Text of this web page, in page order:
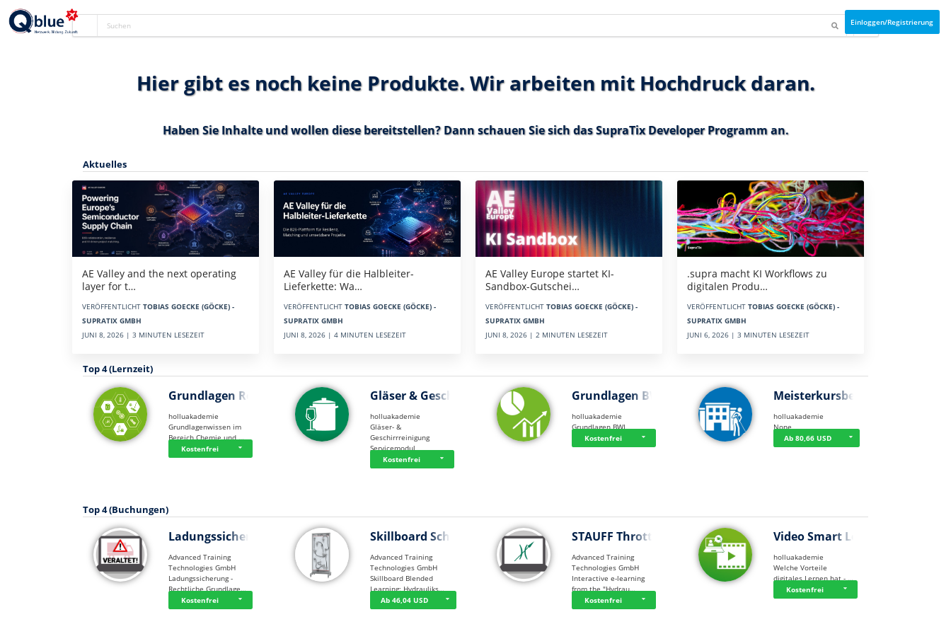
Einloggen/Registrierung
Hier gibt es noch keine Produkte. Wir arbeiten mit Hochdruck daran.
Haben Sie Inhalte und wollen diese bereitstellen? Dann schauen Sie sich dasSupraTix Developer Programman.
Aktuelles
AE Valley and the next operating
layer for t…
VERÖFFENTLICHT TOBIAS GOECKE (GÖCKE) -
SUPRATIX GMBH
JUNI 8, 2026 | 3 MINUTEN LESEZEIT
AE Valley für die Halbleiter-
Lieferkette: Wa…
VERÖFFENTLICHT TOBIAS GOECKE (GÖCKE) -
SUPRATIX GMBH
JUNI 8, 2026 | 4 MINUTEN LESEZEIT
AE Valley Europe startet KI-
Sandbox-Gutschei…
VERÖFFENTLICHT TOBIAS GOECKE (GÖCKE) -
SUPRATIX GMBH
JUNI 8, 2026 | 2 MINUTEN LESEZEIT
.supra macht KI Workflows zu
digitalen Produ…
VERÖFFENTLICHT TOBIAS GOECKE (GÖCKE) -
SUPRATIX GMBH
JUNI 6, 2026 | 3 MINUTEN LESEZEIT
Top 4 (Lernzeit)
Grundlagen Rein…
holluakademie
Grundlagenwissen im
Bereich Chemie und …
Kostenfrei
Gläser & Geschi…
holluakademie
Gläser- &
Geschirrreinigung
Servicemodul
Kostenfrei
Grundlagen BWL
holluakademie
Grundlagen BWL
Kostenfrei
Meisterkursbegl…
holluakademie
None
Ab 80,66 USD
Top 4 (Buchungen)
Ladungssicherung
Advanced Training
Technologies GmbH
Ladungssicherung -
Rechtliche Grundlage…
Kostenfrei
Skillboard Schl…
Advanced Training
Technologies GmbH
Skillboard Blended
Learning: Hydrauliks…
Ab 46,04 USD
STAUFF Throttle…
Advanced Training
Technologies GmbH
Interactive e-learning
from the "Hydrau…
Kostenfrei
Video Smart Lea…
holluakademie
Welche Vorteile
digitales Lernen hat - …
Kostenfrei